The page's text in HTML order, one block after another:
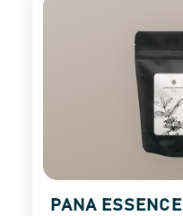
PANA ESSENCE